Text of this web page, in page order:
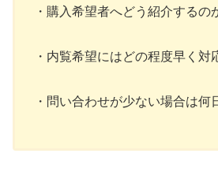
・購入希望者へどう紹介するの
・内覧希望にはどの程度早く対
・問い合わせが少ない場合は何